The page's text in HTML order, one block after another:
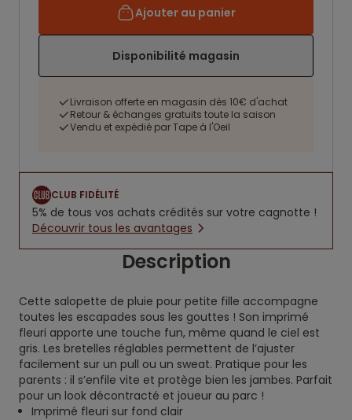
Ajouter au panier
Disponibilité magasin
Livraison offerte en magasin dès 10€ d'achat
Retour & échanges gratuits toute la saison
Vendu et expédié par Tape à l'Oeil
CLUB FIDÉLITÉ
5% de tous vos achats crédités sur votre cagnotte !
Découvrir tous les avantages
Description
Cette salopette de pluie pour petite fille accompagne
toutes les escapades sous les gouttes ! Son imprimé
fleuri apporte une touche fun, même quand le ciel est
gris. Les bretelles réglables permettent de l’ajuster
facilement sur un pull ou un sweat. Pratique pour les
parents : il s’enfile vite et protège bien les jambes. Parfait
pour un look décontracté et joueur au parc !
Imprimé fleuri sur fond clair